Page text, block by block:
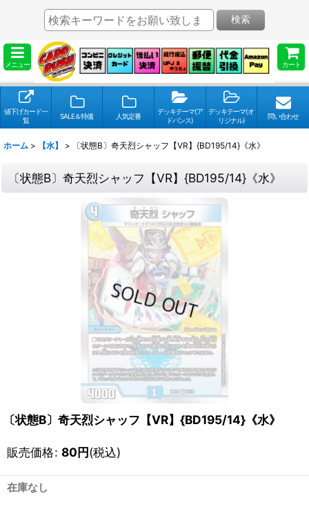
メニュー カート
検索
値下げカード一
覧
SALE＆特価 人気定番
デッキテーマ(ア
ドバンス)
デッキテーマ(オ
リジナル)
問い合わせ
ホーム > 【水】 > 〔状態B〕奇天烈シャッフ【VR】{BD195/14}《水》
〔状態B〕奇天烈シャッフ【VR】{BD195/14}《水》
〔状態B〕奇天烈シャッフ【VR】{BD195/14}《水》
販売価格: 80円(税込)
在庫なし